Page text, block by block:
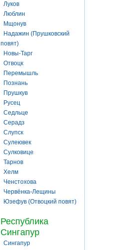
Луков
Люблин
Мщонув
Надажин (Прушковский
повят)
Новы-Тарг
Отвоцк
Перемышль
Познань
Прушкув
Русец
Седльце
Серадз
Слупск
Сулеювек
Сулковице
Тарнов
Хелм
Ченстохова
Червёнка-Лещины
Юзефув (Отвоцкий повят)
Республика
Сингапур
Сингапур